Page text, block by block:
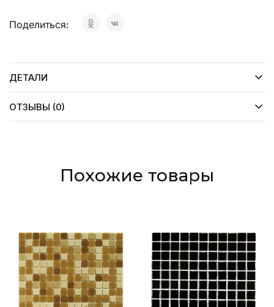
Поделиться:
ДЕТАЛИ
ОТЗЫВЫ (0)
Похожие товары